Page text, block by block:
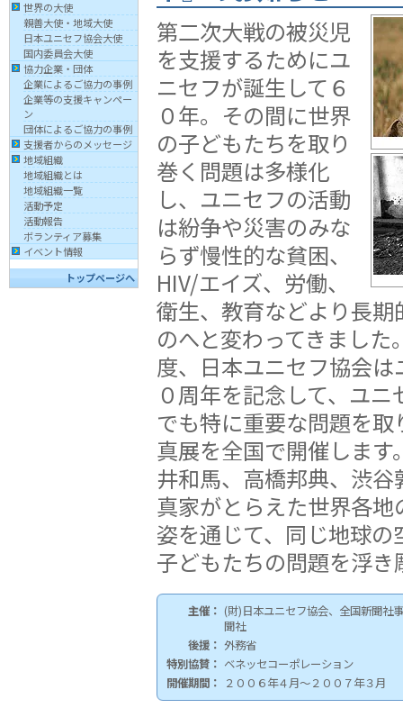
世界の大使
親善大使・地域大使
日本ユニセフ協会大使
国内委員会大使
協力企業・団体
企業によるご協力の事例
企業等の支援キャンペー
ン
団体によるご協力の事例
支援者からのメッセージ
地域組織
地域組織とは
地域組織一覧
活動予定
活動報告
ボランティア募集
イベント情報
トップページへ
第二次大戦の被災児
を支援するためにユ
ニセフが誕生して６
０年。その間に世界
の子どもたちを取り
巻く問題は多様化
し、ユニセフの活動
は紛争や災害のみな
らず慢性的な貧困、
HIV/エイズ、労働、
衛生、教育などより長
のへと変わってきました
度、日本ユニセフ協会
０周年を記念して、ユ
でも特に重要な問題を
真展を全国で開催します
井和馬、高橋邦典、渋
真家がとらえた世界各
姿を通じて、同じ地球の
子どもたちの問題を浮き
主催： (財)日本ユニセフ協会、全国新聞社
聞社
後援： 外務省
特別協賛： ベネッセコーポレーション
開催期間：
２００６年４月〜２００７年３月